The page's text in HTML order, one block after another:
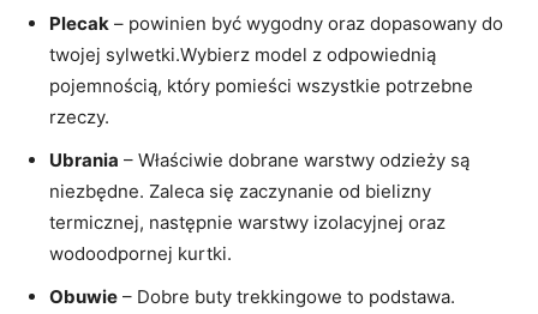
Plecak – powinien ⁢być wygodny oraz dopasowany ​do
twojej sylwetki.Wybierz model z odpowiednią
pojemnością, który pomieści wszystkie potrzebne
⁢rzeczy.
Ubrania – ‍Właściwie dobrane warstwy odzieży są
niezbędne. Zaleca się zaczynanie od bielizny
termicznej, następnie warstwy izolacyjnej oraz
wodoodpornej kurtki.
Obuwie – Dobre ⁢buty trekkingowe to podstawa.